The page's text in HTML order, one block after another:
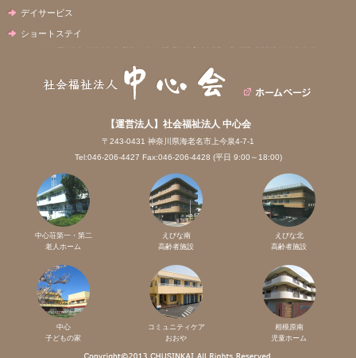
デイサービス
ショートステイ
【運営法人】社会福祉法人 中心会
〒243-0431 神奈川県海老名市上今泉4-7-1
Tel:046-206-4427 Fax:046-206-4428 (平日 9:00～18:00)
中心荘第一・第二
老人ホーム
えびな南
高齢者施設
えびな北
高齢者施設
中心
子どもの家
コミュニティケア
おおや
相模原南
児童ホーム